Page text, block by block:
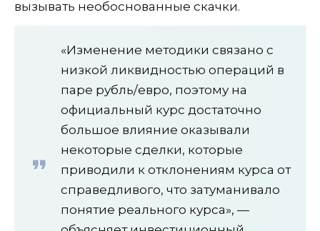
вызывать необоснованные скачки.
«Изменение методики связано с
низкой ликвидностью операций в
паре рубль/евро, поэтому на
официальный курс достаточно
большое влияние оказывали
некоторые сделки, которые
приводили к отклонениям курса от
справедливого, что затуманивало
понятие реального курса», —